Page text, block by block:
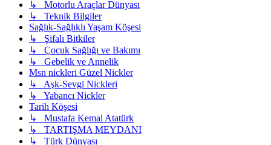
↳ Motorlu Araçlar Dünyası
↳ Teknik Bilgiler
Sağlık-Sağlıklı Yaşam Köşesi
↳ Şifalı Bitkiler
↳ Çocuk Sağlığı ve Bakımı
↳ Gebelik ve Annelik
Msn nickleri Güzel Nickler
↳ Aşk-Sevgi Nickleri
↳ Yabancı Nickler
Tarih Köşesi
↳ Mustafa Kemal Atatürk
↳ TARTIŞMA MEYDANI
↳ Türk Dünyası